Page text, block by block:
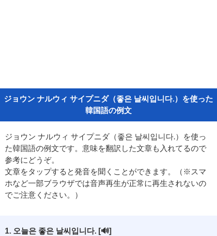
ジョウン ナルウィ サイプニダ（좋은 날씨입니다.）を使った
韓国語の例文
ジョウン ナルウィ サイプニダ（좋은 날씨입니다.）を使っ
た韓国語の例文です。意味を翻訳した文章も入れてるので
参考にどうぞ。
文章をタップすると発音を聞くことができます。（※スマ
ホなど一部ブラウザでは音声再生が正常に再生されないの
でご注意ください。）
1. 오늘은 좋은 날씨입니다. [🔊]